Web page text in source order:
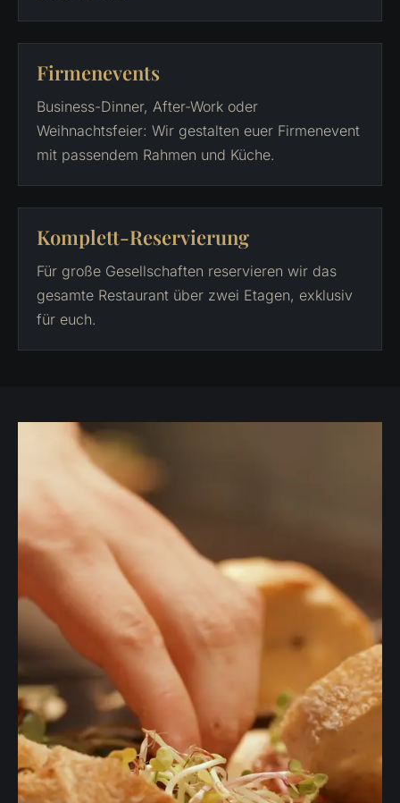
Firmenevents
Business-Dinner, After-Work oder
Weihnachtsfeier: Wir gestalten euer Firmenevent
mit passendem Rahmen und Küche.
Komplett-Reservierung
Für große Gesellschaften reservieren wir das
gesamte Restaurant über zwei Etagen, exklusiv
für euch.